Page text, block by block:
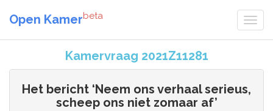
Open Kamerbeta
Kamervraag 2021Z11281
Het bericht ‘Neem ons verhaal serieus,
scheep ons niet zomaar af’